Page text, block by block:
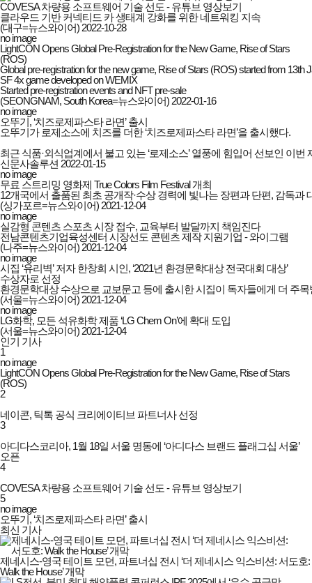
COVESA 차량용 소프트웨어 기술 선도 - 유튜브 영상보기
클라우드 기반 커넥티드 카 생태계 강화를 위한 네트워킹 지속
(대구=뉴스와이어) 2022-10-28
no image
LightCON Opens Global Pre-Registration for the New Game, Rise of Stars
(ROS)
Global pre-registration for the new game, Rise of Stars (ROS) started from 13th
SF 4x game developed on WEMIX
Started pre-registration events and NFT pre-sale
(SEONGNAM, South Korea=뉴스와이어) 2022-01-16
no image
오뚜기, ‘치즈로제파스타 라면’ 출시
오뚜기가 로제소스에 치즈를 더한 ‘치즈로제파스타 라면’을 출시했다.
최근 식품·외식업계에서 불고 있는 ‘로제소스’ 열풍에 힘입어 선보인 이
신문사솔루션 2022-01-15
no image
무료 스트리밍 영화제 True Colors Film Festival 개최
12개국에서 출품된 최초 공개작·수상 경력에 빛나는 장편과 단편, 감독과
(싱가포르=뉴스와이어) 2021-12-04
no image
실감형 콘텐츠 스포츠 시장 접수, 교육부터 발달까지 책임진다
전남콘텐츠기업육성센터 시장선도 콘텐츠 제작 지원기업 - 와이그램
(나주=뉴스와이어) 2021-12-04
no image
시집 ‘유리벽’ 저자 한창희 시인, ‘2021년 환경문학대상 전국대회 대상’
수상자로 선정
환경문학대상 수상으로 교보문고 등에 출시한 시집이 독자들에게 더 주
(서울=뉴스와이어) 2021-12-04
no image
LG화학, 모든 석유화학 제품 ‘LG Chem On’에 확대 도입
(서울=뉴스와이어) 2021-12-04
인기 기사
1
no image
LightCON Opens Global Pre-Registration for the New Game, Rise of Stars
(ROS)
2
네이콘, 틱톡 공식 크리에이티브 파트너사 선정
3
아디다스코리아, 1월 18일 서울 명동에 ‘아디다스 브랜드 플래그십 서울’
오픈
4
COVESA 차량용 소프트웨어 기술 선도 - 유튜브 영상보기
5
no image
오뚜기, ‘치즈로제파스타 라면’ 출시
최신 기사
제네시스-영국 테이트 모던, 파트너십 전시 ‘더 제네시스 익스비션: 서도호:
Walk the House’ 개막